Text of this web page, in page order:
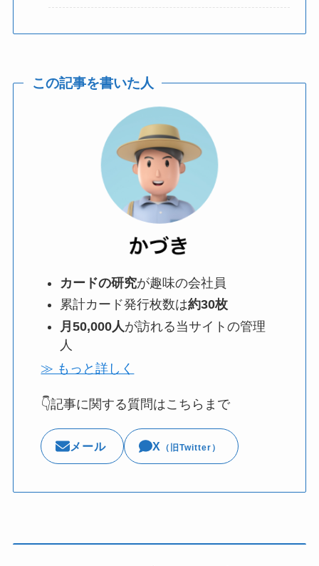
この記事を書いた人
カードの研究が趣味の会社員
累計カード発行枚数は約30枚
月50,000人 が訪れる当サイトの管理
人
≫ もっと詳しく
👇記事に関する質問はこちらまで
メール X （旧Twitter）